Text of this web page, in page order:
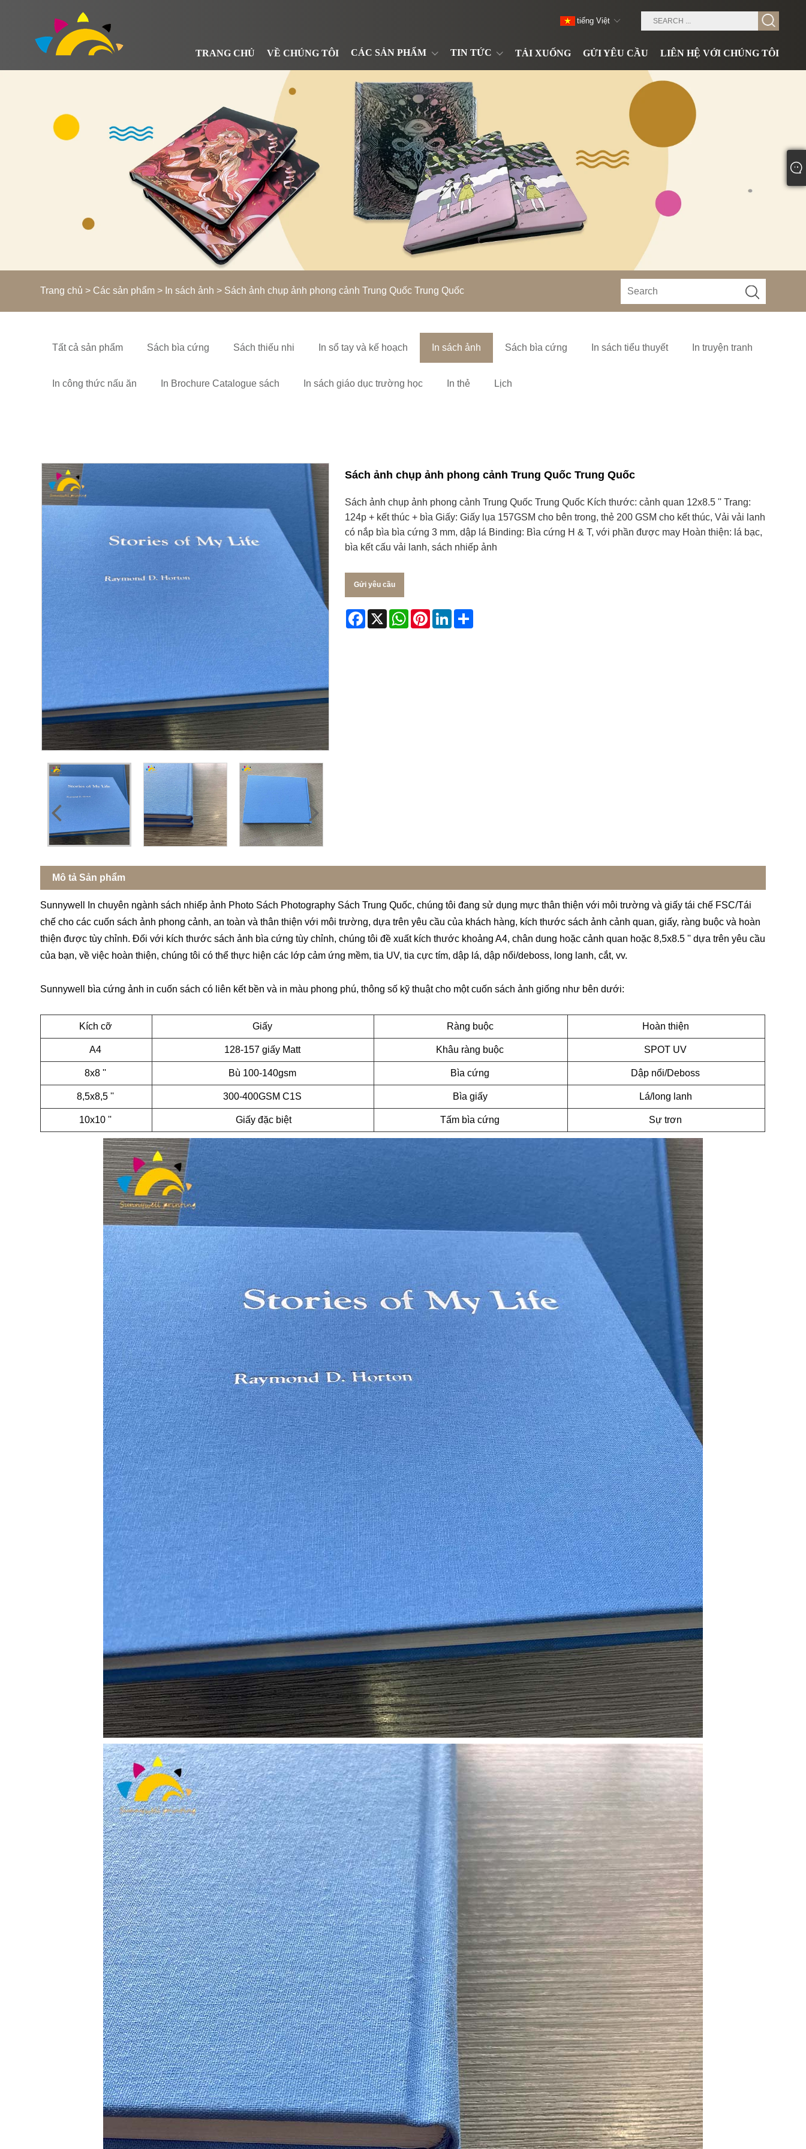
TRANG CHỦ VỀ CHÚNG TÔI CÁC SẢN PHẨM TIN TỨC TẢI XUỐNG GỬI YÊU CẦU LIÊN HỆ VỚI CHÚNG TÔI
tiếng Việt
Trang chủ > Các sản phẩm > In sách ảnh > Sách ảnh chụp ảnh phong cảnh Trung Quốc Trung Quốc
Tất cả sản phẩm Sách bìa cứng Sách thiếu nhi In sổ tay và kế hoạch In sách ảnh Sách bìa cứng In sách tiểu thuyết In truyện tranh
In công thức nấu ăn In Brochure Catalogue sách In sách giáo dục trường học In thẻ Lịch
Sách ảnh chụp ảnh phong cảnh Trung Quốc Trung Quốc
Sách ảnh chụp ảnh phong cảnh Trung Quốc Trung Quốc Kích thước: cảnh quan 12x8.5 '' Trang:
124p + kết thúc + bìa Giấy: Giấy lụa 157GSM cho bên trong, thẻ 200 GSM cho kết thúc, Vải vải lanh
có nắp bìa bìa cứng 3 mm, dập lá Binding: Bìa cứng H & T, với phần được may Hoàn thiện: lá bạc,
bìa kết cấu vải lanh, sách nhiếp ảnh
Gửi yêu cầu
Facebook
X WhatsApp
PinterestLinkedIn
Mô tả Sản phẩm
Sunnywell In chuyên ngành sách nhiếp ảnh Photo Sách Photography Sách Trung Quốc, chúng tôi đang sử dụng mực thân thiện với môi trường và giấy tái chế FSC/Tái
chế cho các cuốn sách ảnh phong cảnh, an toàn và thân thiện với môi trường, dựa trên yêu cầu của khách hàng, kích thước sách ảnh cảnh quan, giấy, ràng buộc và hoàn
thiện được tùy chỉnh. Đối với kích thước sách ảnh bìa cứng tùy chỉnh, chúng tôi đề xuất kích thước khoảng A4, chân dung hoặc cảnh quan hoặc 8,5x8.5 '' dựa trên yêu cầu
của bạn, về việc hoàn thiện, chúng tôi có thể thực hiện các lớp cảm ứng mềm, tia UV, tia cực tím, dập lá, dập nổi/deboss, long lanh, cắt, vv.
Sunnywell bìa cứng ảnh in cuốn sách có liên kết bền và in màu phong phú, thông số kỹ thuật cho một cuốn sách ảnh giống như bên dưới:
Kích cỡ Giấy Ràng buộc Hoàn thiện
A4 128-157 giấy Matt Khâu ràng buộc SPOT UV
8x8 '' Bù 100-140gsm Bìa cứng Dập nổi/Deboss
8,5x8,5 '' 300-400GSM C1S Bìa giấy Lá/long lanh
10x10 '' Giấy đặc biệt Tấm bìa cứng Sự trơn